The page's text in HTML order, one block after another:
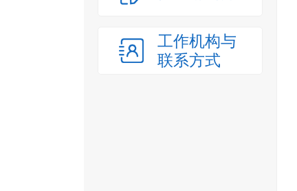
工作机构与
联系方式